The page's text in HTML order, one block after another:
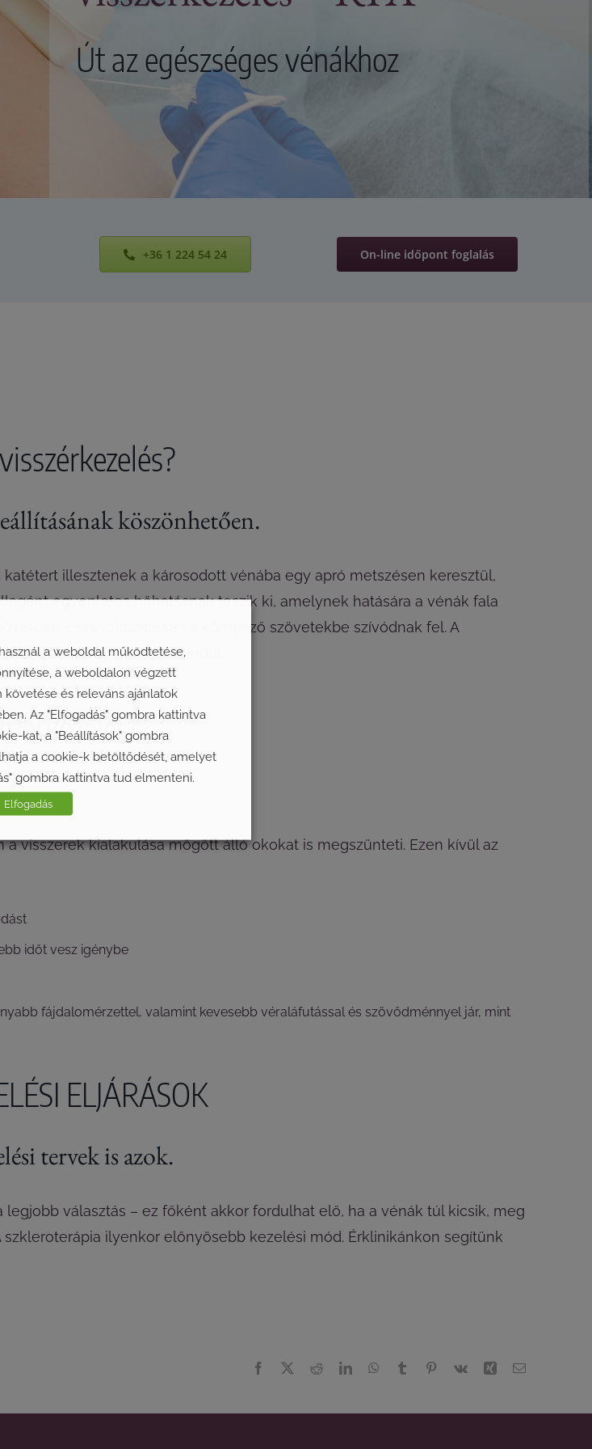
Út az egészséges vénákhoz
+36 1 224 54 24 On-line időpont foglalás
köszönhetően.
illesztenek a károsodott vénába egy apró metszésen keresztül,
egyenletes hőhatásnak teszik ki, amelynek hatására a vénák fala
ezek fokozatosan a környező szövetekbe szívódnak fel. A
pedig javulásnak indul.
visszerek kialakulása mögött álló okokat is megszünteti. Ezen kívül az
időt vesz igénybe
fájdalomérzettel, valamint kevesebb véraláfutással és szövődménnyel jár, mint
ELJÁRÁSOK
tervek is azok.
választás – ez főként akkor fordulhat elő, ha a vénák túl kicsik, meg
ilyenkor előnyösebb kezelési mód. Érklinikánkon segítünk
a weboldal működtetése,
a weboldalon végzett
és releváns ajánlatok
Az "Elfogadás" gombra kattintva
kat, a "Beállítások" gombra
a cookie-k betöltődését, amelyet
gombra kattintva tud elmenteni.
Elfogadás